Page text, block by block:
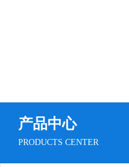
产品中心
PRODUCTS CENTER